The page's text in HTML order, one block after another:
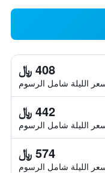
408 ﷼
الليلة شامل الرسوم
442 ﷼
الليلة شامل الرسوم
574 ﷼
الليلة شامل الرسوم